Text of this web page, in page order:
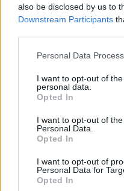
also be disclosed by us to
Downstream Participants
Personal Data
I want to opt-out of
personal data.
Opted In
I want to opt-out of
Personal Data.
Opted In
I want to opt-out of
Personal Data for
Opted In
Cookie-kezelési
Hozzászólási
Nyomtatott
Székely
Sütibeállítások
Médiatér